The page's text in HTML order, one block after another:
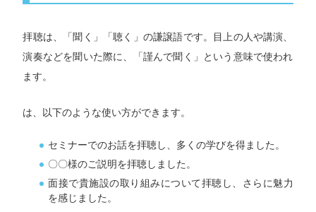
拝聴は、「聞く」「聴く」の謙譲語です。目上の人や講演、
演奏などを聞いた際に、「謹んで聞く」という意味で使われ
ます。
は、以下のような使い方ができます。
セミナーでのお話を拝聴し、多くの学びを得ました。
〇〇様のご説明を拝聴しました。
面接で貴施設の取り組みについて拝聴し、さらに魅力
を感じました。